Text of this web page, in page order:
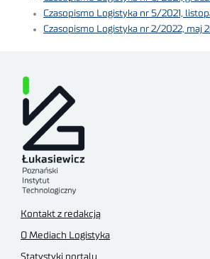
Czasopismo Logistyka nr 5/2021,
Czasopismo Logistyka nr 2/2022, maj
Kontakt z redakcją
O Mediach Logistyka
Statystyki portalu